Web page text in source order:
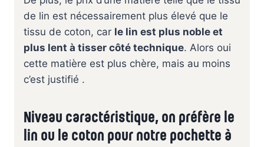
de lin est nécessairement plus élevé que le
tissu de coton, car le lin est plus noble et
plus lent à tisser côté technique. Alors oui
cette matière est plus chère, mais au moins
c’est justifié .
Niveau caractéristique, on préfère le
lin ou le coton pour notre pochette à